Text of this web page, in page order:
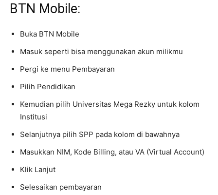
BTN Mobile:
Buka BTN Mobile
Masuk seperti bisa menggunakan akun milikmu
Pergi ke menu Pembayaran
Pilih Pendidikan
Kemudian pilih Universitas Mega Rezky untuk kolom
Institusi
Selanjutnya pilih SPP pada kolom di bawahnya
Masukkan NIM, Kode Billing, atau VA (Virtual Account)
Klik Lanjut
Selesaikan pembayaran